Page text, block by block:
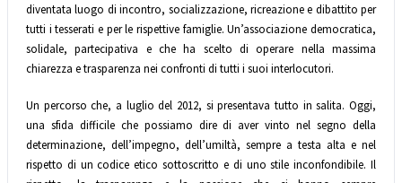
diventata luogo di incontro, socializzazione, ricreazione e dibattito per
tutti i tesserati e per le rispettive famiglie. Un’associazione democratica,
solidale, partecipativa e che ha scelto di operare nella massima
chiarezza e trasparenza nei confronti di tutti i suoi interlocutori.
Un percorso che, a luglio del 2012, si presentava tutto in salita. Oggi,
una sfida difficile che possiamo dire di aver vinto nel segno della
determinazione, dell’impegno, dell’umiltà, sempre a testa alta e nel
rispetto di un codice etico sottoscritto e di uno stile inconfondibile. Il